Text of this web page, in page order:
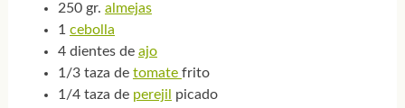
250 gr. almejas
1 cebolla
4 dientes de ajo
1/3 taza de tomate frito
1/4 taza de perejil
picado